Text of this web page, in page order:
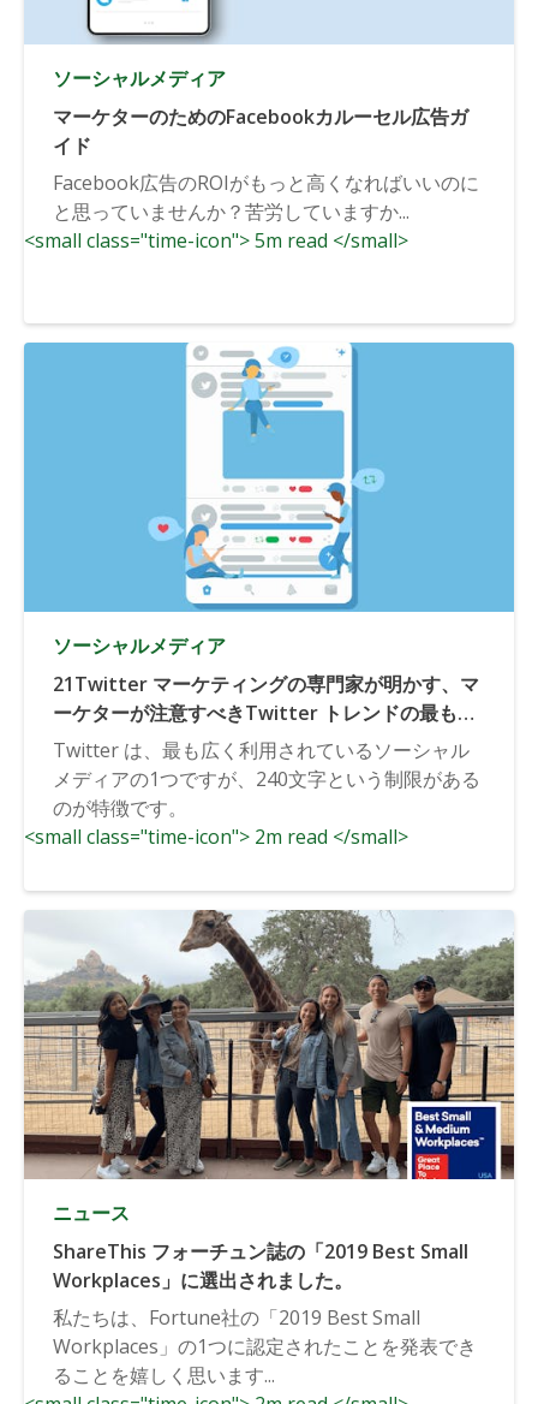
ソーシャルメディア
マーケターのためのFacebookカルーセル広告ガ
イド
Facebook広告のROIがもっと高くなればいいのに
と思っていませんか？苦労していますか...
<small class="time-icon"> 5m read </small>
ソーシャルメディア
21Twitter マーケティングの専門家が明かす、マ
ーケターが注意すべきTwitter トレンドの最も見
落とされている点。
Twitter は、最も広く利用されているソーシャル
メディアの1つですが、240文字という制限がある
のが特徴です。
<small class="time-icon"> 2m read </small>
ニュース
ShareThis フォーチュン誌の「2019 Best Small
Workplaces」に選出されました。
私たちは、Fortune社の「2019 Best Small
Workplaces」の1つに認定されたことを発表でき
ることを嬉しく思います...